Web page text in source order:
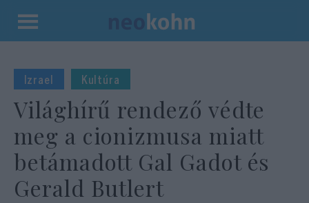
Kilépés
tartalomba
Izrael Kultúra
Világhírű rendező védte
meg a cionizmusa miatt
betámadott Gal Gadot és
Gerald Butlert